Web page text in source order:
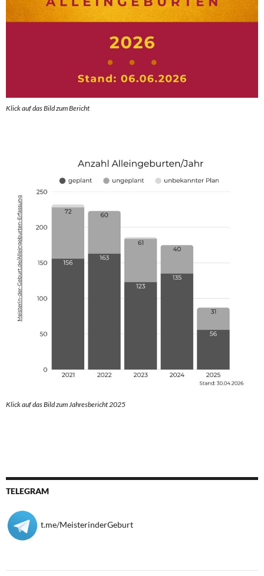
Klick auf das Bild zum Bericht
Klick auf das Bild zum Jahresbericht 2025
TELEGRAM
t.me/MeisterinderGeburt